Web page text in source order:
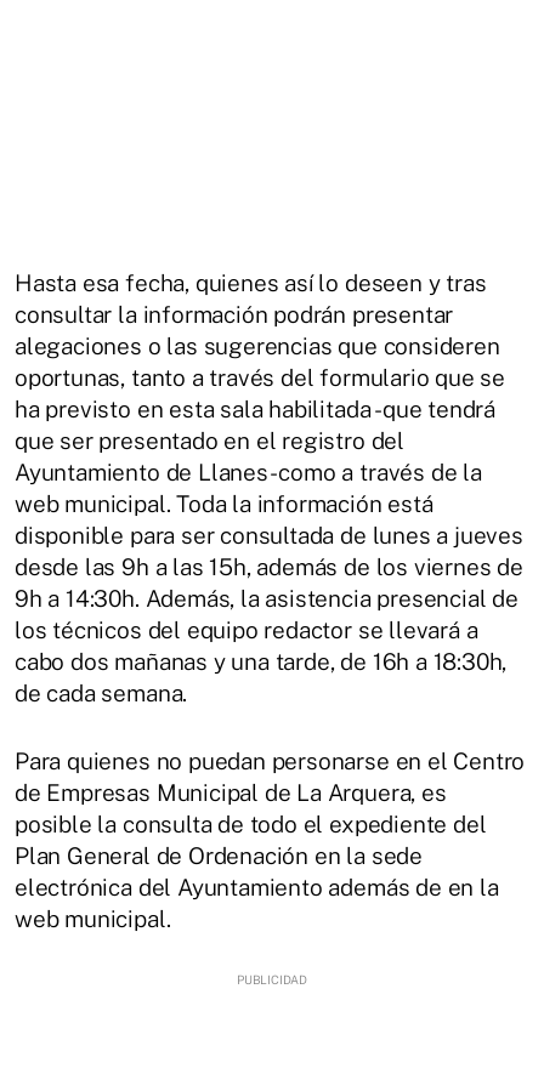
Hasta esa fecha, quienes así lo deseen y tras
consultar la información podrán presentar
alegaciones o las sugerencias que consideren
oportunas, tanto a través del formulario que se
ha previsto en esta sala habilitada -que tendrá
que ser presentado en el registro del
Ayuntamiento de Llanes- como a través de la
web municipal. Toda la información está
disponible para ser consultada de lunes a jueves
desde las 9h a las 15h, además de los viernes de
9h a 14:30h. Además, la asistencia presencial de
los técnicos del equipo redactor se llevará a
cabo dos mañanas y una tarde, de 16h a 18:30h,
de cada semana.
Para quienes no puedan personarse en el Centro
de Empresas Municipal de La Arquera, es
posible la consulta de todo el expediente del
Plan General de Ordenación en la sede
electrónica del Ayuntamiento además de en la
web municipal.